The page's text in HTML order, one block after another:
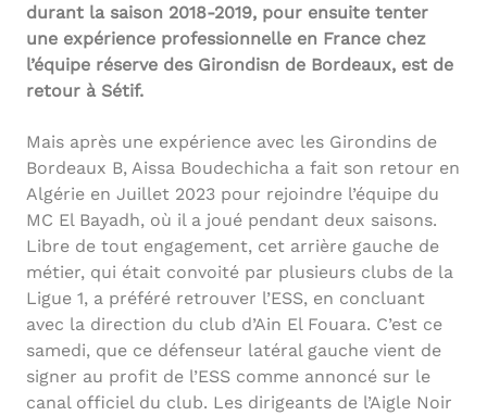
durant la saison 2018-2019, pour ensuite tenter
une expérience professionnelle en France chez
l’équipe réserve des Girondisn de Bordeaux, est de
retour à Sétif.
Mais après une expérience avec les Girondins de
Bordeaux B, Aissa Boudechicha a fait son retour en
Algérie en Juillet 2023 pour rejoindre l’équipe du
MC El Bayadh, où il a joué pendant deux saisons.
Libre de tout engagement, cet arrière gauche de
métier, qui était convoité par plusieurs clubs de la
Ligue 1, a préféré retrouver l’ESS, en concluant
avec la direction du club d’Ain El Fouara. C’est ce
samedi, que ce défenseur latéral gauche vient de
signer au profit de l’ESS comme annoncé sur le
canal officiel du club. Les dirigeants de l’Aigle Noir